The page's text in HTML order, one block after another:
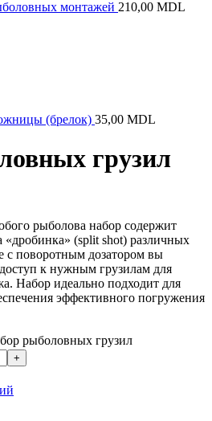
монтажей 210,00 MDL
(брелок) 35,00 MDL
грузил
рыболова набор содержит
(split shot) различных
с поворотным дозатором вы
к нужным грузилам для
Набор идеально подходит для
эффективного погружения
рыболовных грузил